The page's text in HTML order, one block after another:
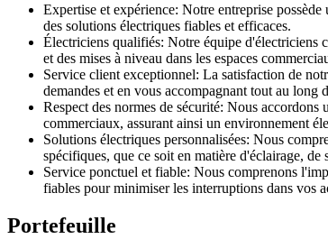
Expertise et expérience: Notre entreprise
des solutions électriques fiables et efficaces.
Électriciens qualifiés: Notre équipe d'électriciens
et des mises à niveau dans les espaces
Service client exceptionnel: La satisfaction de
demandes et en vous accompagnant tout au long
Respect des normes de sécurité: Nous
commerciaux, assurant ainsi un environnement
Solutions électriques personnalisées: Nous
spécifiques, que ce soit en matière d'éclairage, de
Service ponctuel et fiable: Nous comprenons
fiables pour minimiser les interruptions dans vos
Portefeuille